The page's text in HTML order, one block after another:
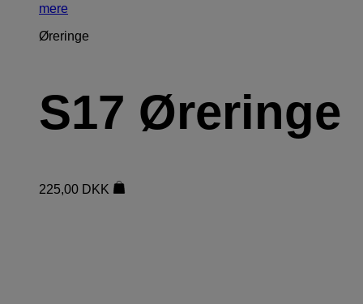
mere
Øreringe
S17 Øreringe
225,00 DKK